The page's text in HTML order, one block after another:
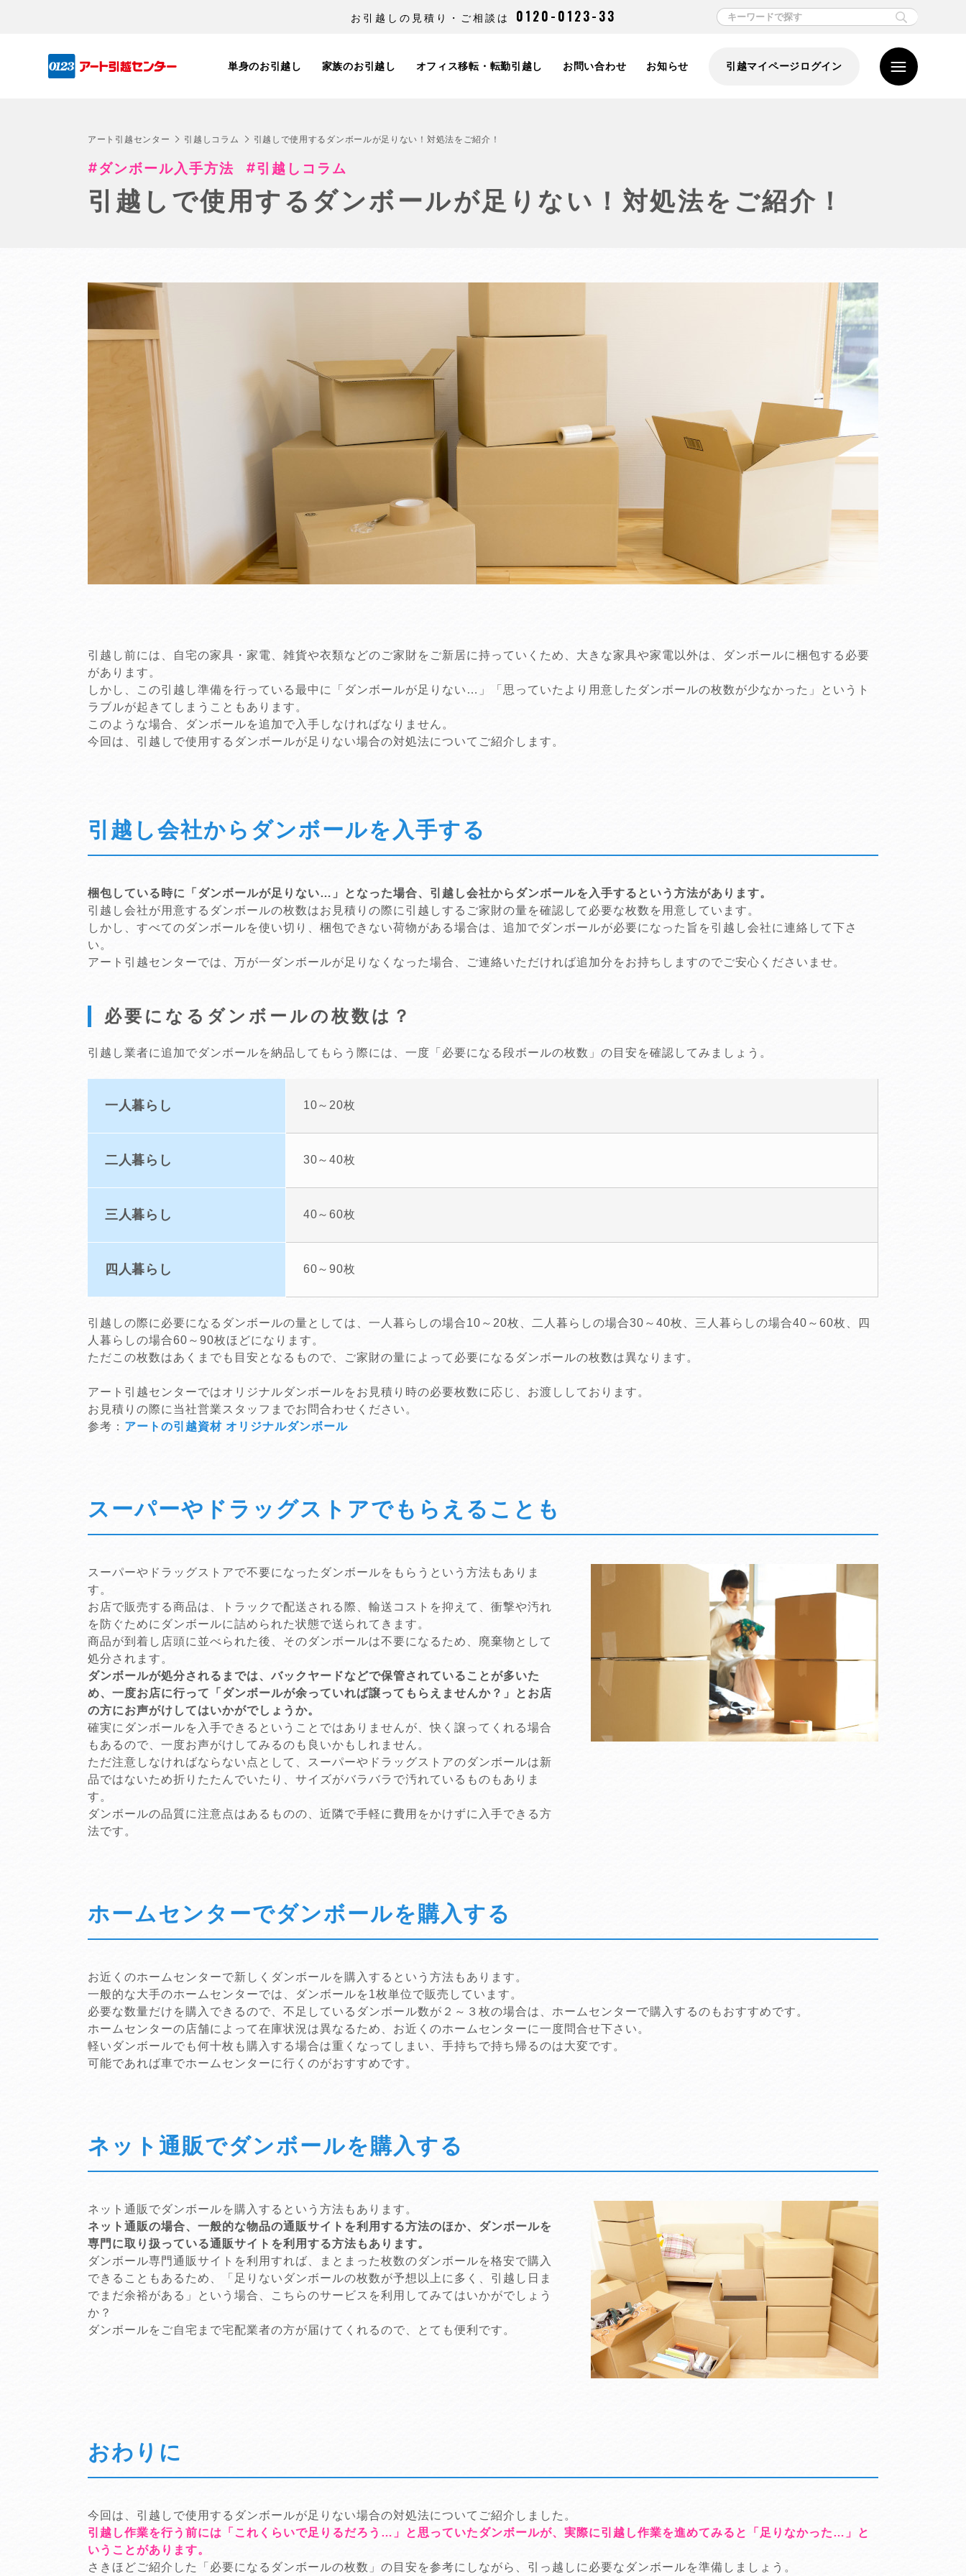
お引越しの見積り・ご相談は 0120-0123-33
単身のお引越し 家族のお引越し オフィス移転・転勤引越し お問い合わせ お知らせ 引越マイページログイン
アート引越センター 引越しコラム 引越しで使用するダンボールが足りない！対処法をご紹介！
ダンボール入手方法 引越しコラム
引越しで使用するダンボールが足りない！対処法をご紹介！
引越し前には、自宅の家具・家電、雑貨や衣類などのご家財をご新居に持っていくため、大きな家具や家電以外は、ダンボールに梱包する必要
があります。
しかし、この引越し準備を行っている最中に「ダンボールが足りない…」「思っていたより用意したダンボールの枚数が少なかった」というト
ラブルが起きてしまうこともあります。
このような場合、ダンボールを追加で入手しなければなりません。
今回は、引越しで使用するダンボールが足りない場合の対処法についてご紹介します。
引越し会社からダンボールを入手する
梱包している時に「ダンボールが足りない…」となった場合、引越し会社からダンボールを入手するという方法があります。
引越し会社が用意するダンボールの枚数はお見積りの際に引越しするご家財の量を確認して必要な枚数を用意しています。
しかし、すべてのダンボールを使い切り、梱包できない荷物がある場合は、追加でダンボールが必要になった旨を引越し会社に連絡して下さ
い。
アート引越センターでは、万が一ダンボールが足りなくなった場合、ご連絡いただければ追加分をお持ちしますのでご安心くださいませ。
必要になるダンボールの枚数は？
引越し業者に追加でダンボールを納品してもらう際には、一度「必要になる段ボールの枚数」の目安を確認してみましょう。
一人暮らし 10～20枚
二人暮らし 30～40枚
三人暮らし 40～60枚
四人暮らし 60～90枚
引越しの際に必要になるダンボールの量としては、一人暮らしの場合10～20枚、二人暮らしの場合30～40枚、三人暮らしの場合40～60枚、四
人暮らしの場合60～90枚ほどになります。
ただこの枚数はあくまでも目安となるもので、ご家財の量によって必要になるダンボールの枚数は異なります。
アート引越センターではオリジナルダンボールをお見積り時の必要枚数に応じ、お渡ししております。
お見積りの際に当社営業スタッフまでお問合わせください。
参考： アートの引越資材 オリジナルダンボール
スーパーやドラッグストアでもらえることも
スーパーやドラッグストアで不要になったダンボールをもらうという方法もありま
す。
お店で販売する商品は、トラックで配送される際、輸送コストを抑えて、衝撃や汚れ
を防ぐためにダンボールに詰められた状態で送られてきます。
商品が到着し店頭に並べられた後、そのダンボールは不要になるため、廃棄物として
処分されます。
ダンボールが処分されるまでは、バックヤードなどで保管されていることが多いた
め、一度お店に行って「ダンボールが余っていれば譲ってもらえませんか？」とお店
の方にお声がけしてはいかがでしょうか。
確実にダンボールを入手できるということではありませんが、快く譲ってくれる場合
もあるので、一度お声がけしてみるのも良いかもしれません。
ただ注意しなければならない点として、スーパーやドラッグストアのダンボールは新
品ではないため折りたたんでいたり、サイズがバラバラで汚れているものもありま
す。
ダンボールの品質に注意点はあるものの、近隣で手軽に費用をかけずに入手できる方
法です。
ホームセンターでダンボールを購入する
お近くのホームセンターで新しくダンボールを購入するという方法もあります。
一般的な大手のホームセンターでは、ダンボールを1枚単位で販売しています。
必要な数量だけを購入できるので、不足しているダンボール数が２～３枚の場合は、ホームセンターで購入するのもおすすめです。
ホームセンターの店舗によって在庫状況は異なるため、お近くのホームセンターに一度問合せ下さい。
軽いダンボールでも何十枚も購入する場合は重くなってしまい、手持ちで持ち帰るのは大変です。
可能であれば車でホームセンターに行くのがおすすめです。
ネット通販でダンボールを購入する
ネット通販でダンボールを購入するという方法もあります。
ネット通販の場合、一般的な物品の通販サイトを利用する方法のほか、ダンボールを
専門に取り扱っている通販サイトを利用する方法もあります。
ダンボール専門通販サイトを利用すれば、まとまった枚数のダンボールを格安で購入
できることもあるため、「足りないダンボールの枚数が予想以上に多く、引越し日ま
でまだ余裕がある」という場合、こちらのサービスを利用してみてはいかがでしょう
か？
ダンボールをご自宅まで宅配業者の方が届けてくれるので、とても便利です。
おわりに
今回は、引越しで使用するダンボールが足りない場合の対処法についてご紹介しました。
引越し作業を行う前には「これくらいで足りるだろう…」と思っていたダンボールが、実際に引越し作業を進めてみると「足りなかった…」と
いうことがあります。
さきほどご紹介した「必要になるダンボールの枚数」の目安を参考にしながら、引っ越しに必要なダンボールを準備しましょう。